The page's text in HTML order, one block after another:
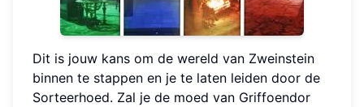
Dit is jouw kans om de wereld van Zweinstein
binnen te stappen en je te laten leiden door de
Sorteerhoed. Zal je de moed van Griffoendor